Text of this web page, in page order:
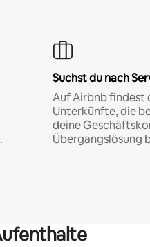
Suchst du nach
Auf Airbnb
Unterkünfte, die
deine
Übergangslösung